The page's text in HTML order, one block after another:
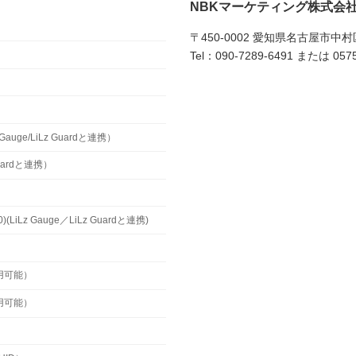
LiLz Guardと連携）
と連携）
Gauge／LiLz Guardと連携)
能）
能）
NBKマーケティング株式会
〒450-0002 愛知県名古屋市中
Tel：090-7289-6491 または